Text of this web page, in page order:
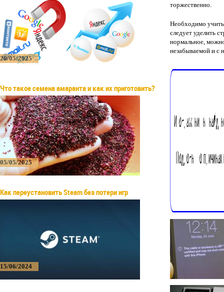
20/05/2025
Что такое семена амаранта и как их приготовить?
05/05/2025
Как переустановить Steam без потери игр
15/06/2024
торжественно.
Необходимо
следует уделить
нормальное,
незабываемой и с